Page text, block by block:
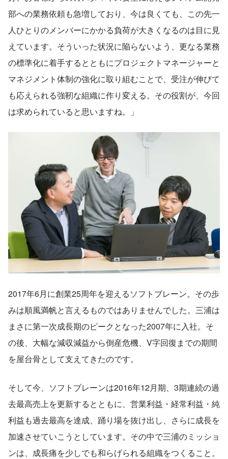
部への業務依頼も急増しており、今は良くても、この先一
人ひとりのメンバーにかかる負荷が大きくなるのは目に見
えています。そういった状況に陥らないよう、更なる業務
の標準化に着手するとともにプロジェクトマネージャーと
マネジメント体制の強化に取り組むことで、受注が伸びて
も応えられる強靭な組織に作り変える。その役割が、今回
は求められていると思いますね。」
2017年6月に創業25周年を迎えるソフトブレーン。その歩
みは順風満帆と言えるものではありませんでした。三浦は
まさに第一次成長期のピークとなった2007年に入社。そ
の後、大幅な減収減益から倒産危機、V字回復までの期間
を屋台骨として支えてきたのです。
そして今、ソフトブレーンは2016年12月期、3期連続の過
去最高売上を更新するとともに、営業利益・経常利益・純
利益も過去最高を達成、踊り場を抜け出し、さらに成長を
加速させていこうとしています。その中で三浦のミッショ
ンは、成長痛を少しでも和らげられる組織をつくること。